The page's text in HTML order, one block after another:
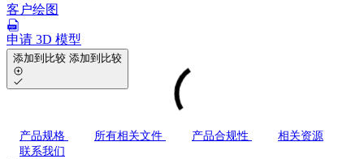
客户绘图
申请 3D 模型
添加到比较 添加到比较
产品规格 所有相关文件 产品合规性
相关资源
联系我们